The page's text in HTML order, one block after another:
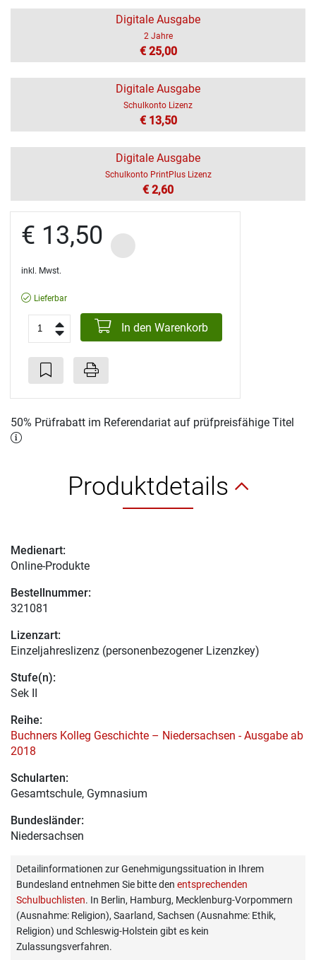
Digitale Ausgabe
2 Jahre
€ 25,00
Digitale Ausgabe
Schulkonto Lizenz
€ 13,50
Digitale Ausgabe
Schulkonto PrintPlus Lizenz
€ 2,60
€ 13,50
inkl. Mwst.
Lieferbar
In den Warenkorb
50% Prüfrabatt im Referendariat auf prüfpreisfähige Titel
Produktdetails
Medienart:
Online-Produkte
Bestellnummer:
321081
Lizenzart:
Einzeljahreslizenz (personenbezogener Lizenzkey)
Stufe(n):
Sek II
Reihe:
Buchners Kolleg Geschichte – Niedersachsen - Ausgabe ab
2018
Schularten:
Gesamtschule, Gymnasium
Bundesländer:
Niedersachsen
Detailinformationen zur Genehmigungssituation in Ihrem
Bundesland entnehmen Sie bitte den entsprechenden
Schulbuchlisten. In Berlin, Hamburg, Mecklenburg-Vorpommern
(Ausnahme: Religion), Saarland, Sachsen (Ausnahme: Ethik,
Religion) und Schleswig-Holstein gibt es kein
Zulassungsverfahren.